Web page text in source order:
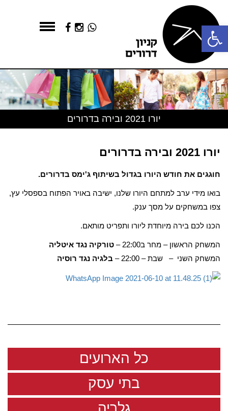
פתח סרגל נגישות
יורו 2021 ובירה בדרורים
יורו 2021 ובירה בדרורים
חוגגים את חודש היורו בגדול בשיתוף ג'ימס בדרורים.
בואו מידי ערב למתחם היורו שלנו, ישיבה באויר הפתוח בספסלי עץ,
צפו במשחקים על מסך ענק.
הכנו לכם בירה מיוחדת ליורו ותפריט מותאם.
המשחק הראשון – מחר ב22:00 –
טורקיה נגד איטליה
המשחק השני – שבת – 22:00 –
בלגיה נגד רוסיה
כל הארועים
בתי עסק